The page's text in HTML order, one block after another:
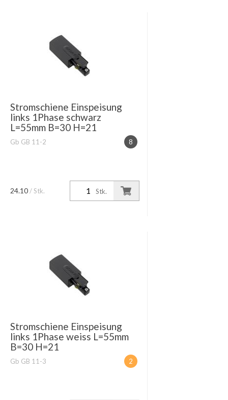
Stromschiene Einspeisung
links 1Phase schwarz
L=55mm B=30 H=21
8
Gb GB 11-2
Stk.
24.10 / Stk.
Stromschiene Einspeisung
links 1Phase weiss L=55mm
B=30 H=21
2
Gb GB 11-3